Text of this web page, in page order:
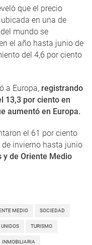
que el precio
en una de
mundo se
el año hasta junio de
del 4,6 por ciento
a Europa, registrando
13,3 por ciento en
aumentó en Europa.
el 61 por ciento
invierno hasta junio
y de Oriente Medio
MEDIO SOCIEDAD
TURISMO
INMOBILIARIA